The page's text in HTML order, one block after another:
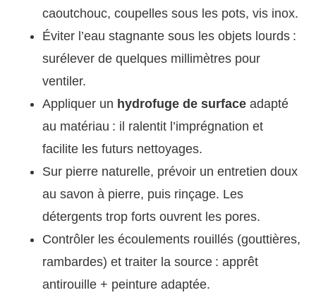
caoutchouc, coupelles sous les pots, vis inox.
Éviter l’eau stagnante sous les objets lourds :
surélever de quelques millimètres pour
ventiler.
Appliquer un hydrofuge de surface adapté
au matériau : il ralentit l’imprégnation et
facilite les futurs nettoyages.
Sur pierre naturelle, prévoir un entretien doux
au savon à pierre, puis rinçage. Les
détergents trop forts ouvrent les pores.
Contrôler les écoulements rouillés (gouttières,
rambardes) et traiter la source : apprêt
antirouille + peinture adaptée.